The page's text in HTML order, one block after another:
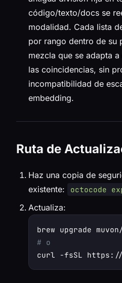
código/texto/docs se
modalidad. Cada lista
por rango dentro de
mezcla que se adapta
las coincidencias, sin
incompatibilidad de
embedding.
Ruta de
Haz una copia de
existente:
octocode
Actualiza:
# o